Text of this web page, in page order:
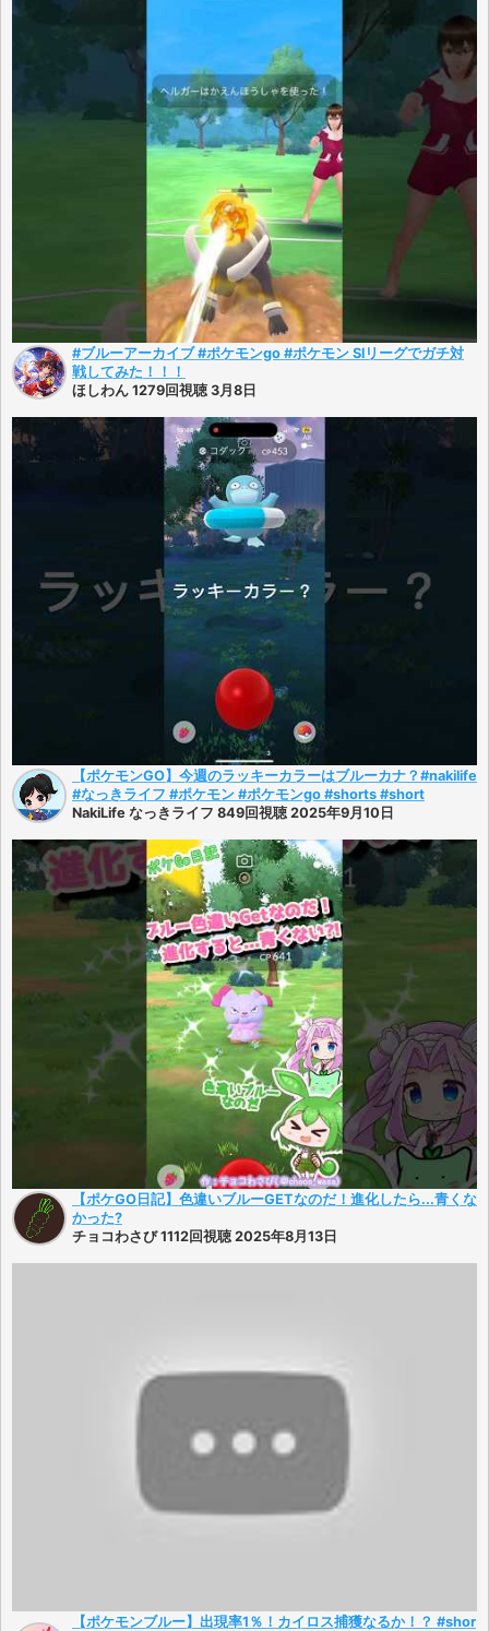
#ブルーアーカイブ #ポケモンgo #ポケモン Slリーグでガチ対
戦してみた！！！
ほしわん 1279回視聴 3月8日
【ポケモンGO】今週のラッキーカラーはブルーカナ？#nakilife
#なっきライフ #ポケモン #ポケモンgo #shorts #short
NakiLife なっきライフ 849回視聴 2025年9月10日
【ポケGO日記】色違いブルーGETなのだ！進化したら...青くな
かった?
チョコわさび 1112回視聴 2025年8月13日
【ポケモンブルー】出現率1％！カイロス捕獲なるか！？ #shor